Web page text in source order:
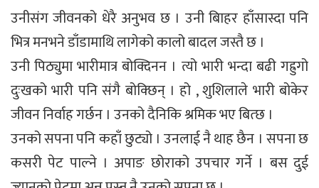
उनीसंग जीवनको धेरै अनुभव छ । उनी बािहर हाँसास्दा पनि
भित्र मनभने डाँडामाथि लागेको कालो बादल जस्तै छ ।
उनी पिठ्युमा भारीमात्र बोक्दिनन । त्यो भारी भन्दा बढी गह्रुगो
दुःखको भारी पनि संगै बोक्छिन् । हो , शुशिलाले भारी बोकेर
जीवन निर्वाह गर्छन । उनको दैनिकि श्रमिक भए बित्छ ।
उनको सपना पनि कहाँ छुट्यो । उनलाई नै थाह छैन । सपना छ
कसरी पेट पाल्ने । अपाङ छोराको उपचार गर्ने । बस दुई